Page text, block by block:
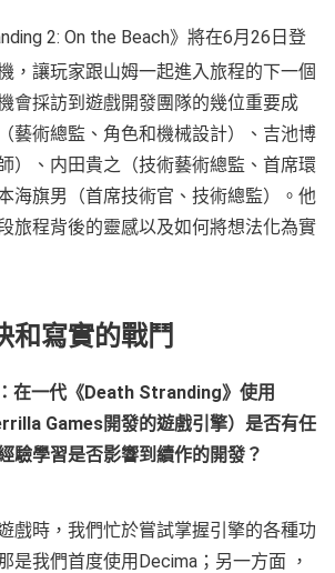
2: On the Beach》將在6月26日登
，讓玩家跟山姆一起進入旅程的下一個
會採訪到遊戲開發團隊的幾位重要成
藝術總監、角色和機械設計）、吉池博
）、内田貴之（技術藝術總監、首席環
海旗男（首席技術官、技術總監）。他
旅程背後的靈感以及如何將想法化為實
和寫實的戰鬥
在一代《Death Stranding》使用
Games開發的遊戲引擎）是否有任
驗學習是否影響到續作的開發？
戲時，我們忙於嘗試掌握引擎的各種功
是我們首度使用Decima；另一方面 ，